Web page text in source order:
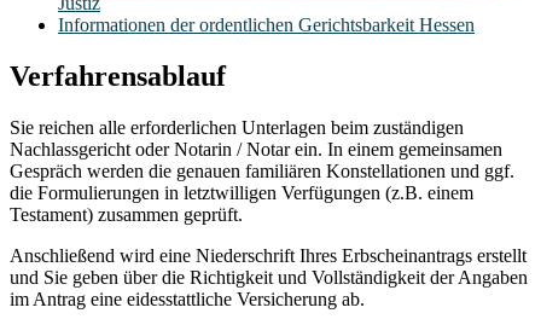
Informationen der ordentlichen Gerichtsbarkeit Hessen
Verfahrensablauf
Sie reichen alle erforderlichen Unterlagen beim zuständigen
Nachlassgericht oder Notarin / Notar ein. In einem gemeinsamen
Gespräch werden die genauen familiären Konstellationen und ggf.
die Formulierungen in letztwilligen Verfügungen (z.B. einem
Testament) zusammen geprüft.
Anschließend wird eine Niederschrift Ihres Erbscheinantrags erstellt
und Sie geben über die Richtigkeit und Vollständigkeit der Angaben
im Antrag eine eidesstattliche Versicherung ab.